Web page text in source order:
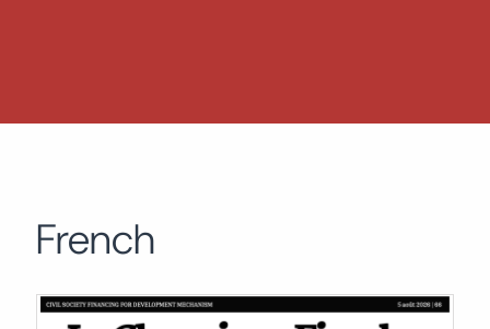
SEARCH
French